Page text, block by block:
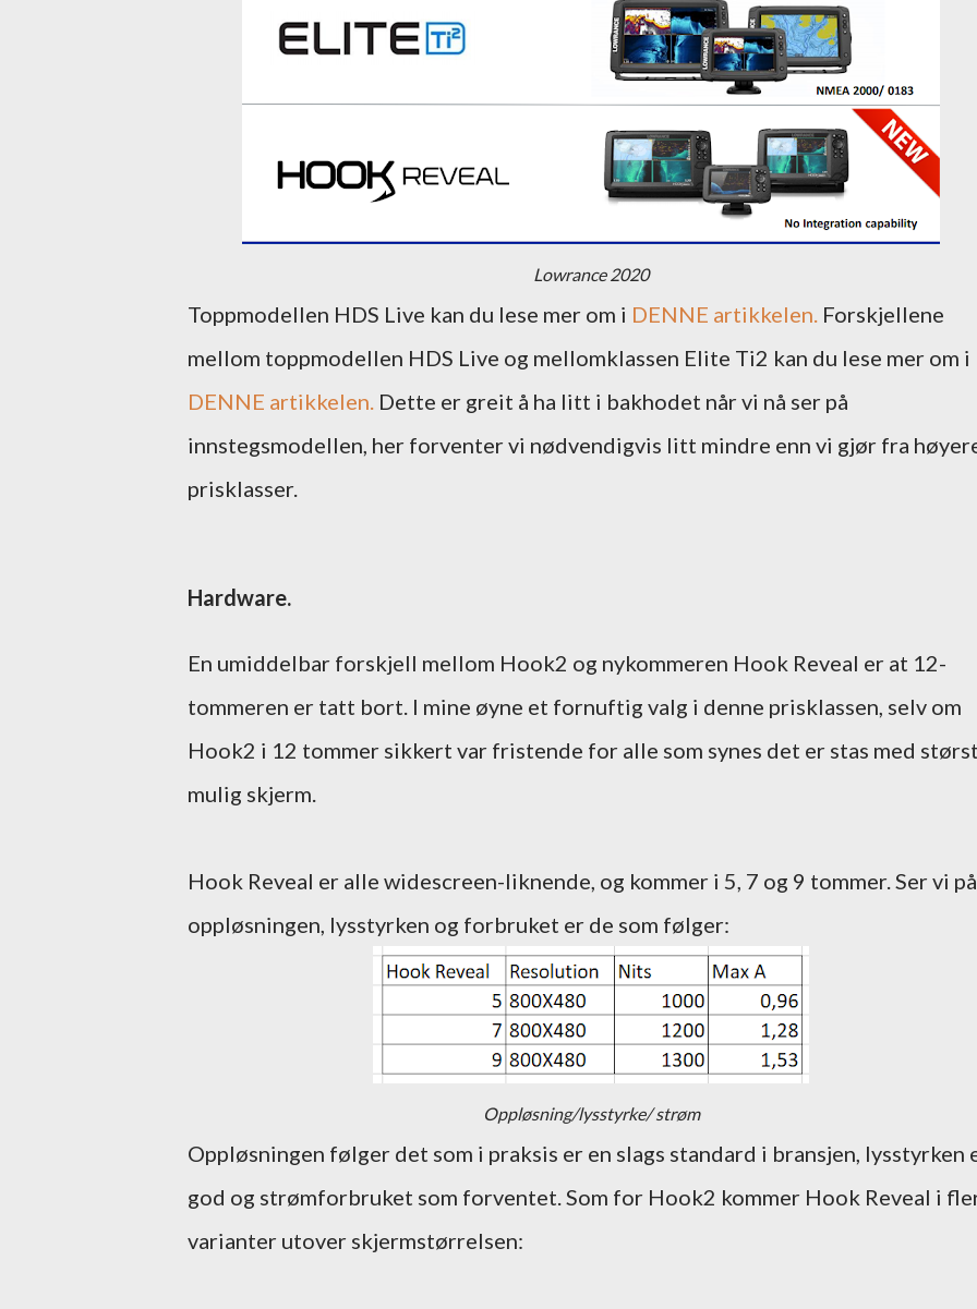
Lowrance 2020
Toppmodellen HDS Live kan du lese mer om i DENNE artikkelen. Forskjellene
mellom toppmodellen HDS Live og mellomklassen Elite Ti2 kan du lese mer om i
DENNE artikkelen. Dette er greit å ha litt i bakhodet når vi nå ser på
innstegsmodellen, her forventer vi nødvendigvis litt mindre enn vi gjør fra
prisklasser.
Hardware.
En umiddelbar forskjell mellom Hook2 og nykommeren Hook Reveal er at 12-
tommeren er tatt bort. I mine øyne et fornuftig valg i denne prisklassen, selv om
Hook2 i 12 tommer sikkert var fristende for alle som synes det er stas med
mulig skjerm.
Hook Reveal er alle widescreen-liknende, og kommer i 5, 7 og 9 tommer. Ser vi på
oppløsningen, lysstyrken og forbruket er de som følger:
Oppløsning/lysstyrke/ strøm
Oppløsningen følger det som i praksis er en slags standard i bransjen, lysstyrken
god og strømforbruket som forventet. Som for Hook2 kommer Hook Reveal i
varianter utover skjermstørrelsen: